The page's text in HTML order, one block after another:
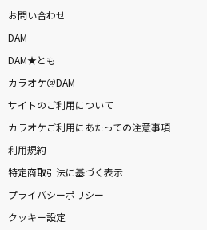
お問い合わせ
DAM
DAM★とも
カラオケ＠DAM
サイトのご利用について
カラオケご利用にあたっての注意事項
利用規約
特定商取引法に基づく表示
プライバシーポリシー
クッキー設定